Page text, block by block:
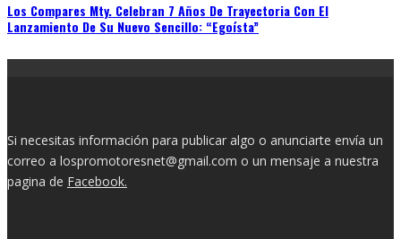
Los Compares Mty. Celebran 7 Años De Trayectoria Con El
Lanzamiento De Su Nuevo Sencillo: “Egoísta”
Si necesitas información para publicar algo o anunciarte envía un
correo a lospromotoresnet@gmail.com o un mensaje a nuestra
pagina de Facebook.